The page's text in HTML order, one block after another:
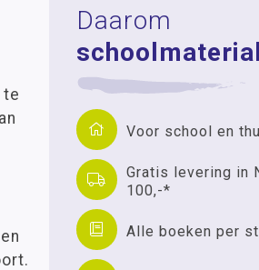
Daarom
Voor school en
Gratis levering in
100,-*
Alle boeken per
te